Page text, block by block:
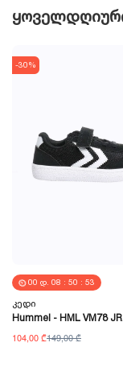
-30%
00 Დ. 08 : 50 : 52
Კედი
Hummel - HML VM78
104,00 ₾149,00 ₾